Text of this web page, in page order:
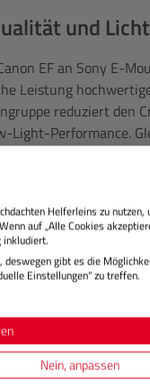
und
EF an Sony E-
Leistung
reduziert den
Light-Performance.
gesamte Bildfeld
und sichere
bietet
eine zuverlässige
Stativ-Fuß
eine ausgewogene
für die
Helferleins zu nutzen,
auf „Alle Cookies
inkludiert.
gibt es die
Einstellungen“ zu treffen.
Nein, anpassen